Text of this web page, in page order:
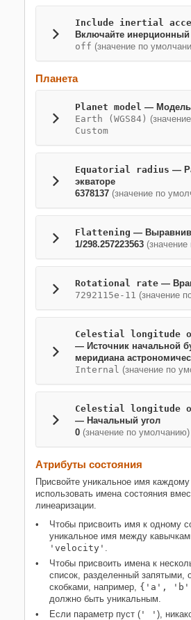
Include inertial
Включайте
off (значение по
Планета
Planet model — Модель
Earth (WGS84)
Custom
Equatorial radius —
экваторе
6378137 (значение по
Flattening —
1/298.257223563
Rotational rate —
7292115e-11 (значение
Celestial longitude
— Источник начальной
меридиана
Internal (значение по
Celestial longitude
— Начальный угол
0 (значение по
Атрибуты состояния
Присвойте уникальное имя
использовать имена состояния
линеаризации.
Чтобы присвоить имя к одному
уникальное имя между
'velocity' .
Чтобы присвоить имена к
список, разделенный запятыми,
скобками, например, {'a',
должно быть уникальным.
Если параметр пуст ( ' ' ),